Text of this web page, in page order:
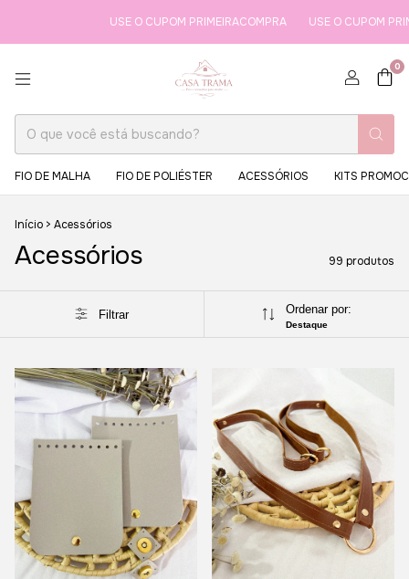
USE O CUPOM PRIMEIRACOMPRA USE O CUPOM PRIMEIRACOMPRA
0
FIO DE MALHA FIO DE POLIÉSTER ACESSÓRIOS KITS
Início > Acessórios
Acessórios 99 produtos
Filtrar Ordenar por:
Destaque